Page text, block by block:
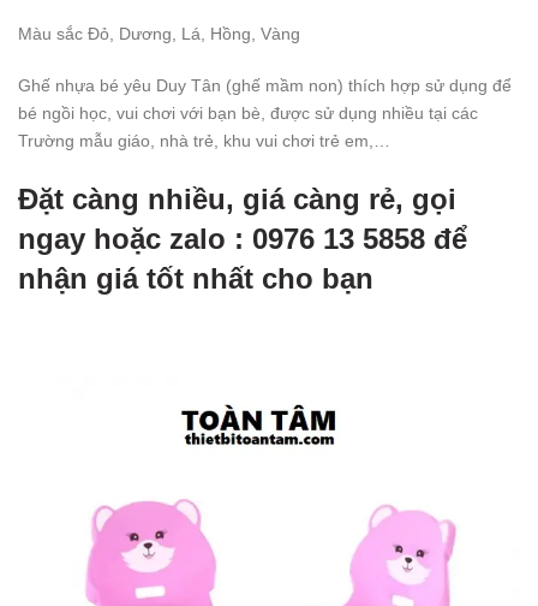
Màu sắc Đỏ , Dương, Lá, Hồng, Vàng
Ghế nhựa bé yêu Duy Tân (ghế mầm non) thích hợp sử dụng để
bé ngồi học, vui chơi với bạn bè, được sử dụng nhiều tại các
Trường mẫu giáo, nhà trẻ, khu vui chơi trẻ em,…
Đặt càng nhiều, giá càng rẻ, gọi
ngay hoặc zalo : 0976 13 5858 để
nhận giá tốt nhất cho bạn